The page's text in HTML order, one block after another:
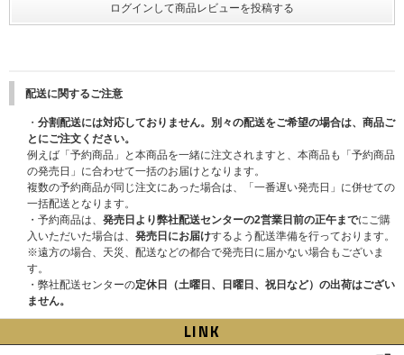
●開催日程
賞品の詳細該当メンバーオンラインイベント(抽選)ページより必ずご確認く
●特典会内容
①メンバー個別オンラインサイン会
②メンバー個別オンライントーク
※K、JOのみの参加となりその他メンバーの参加はございません。
※①、②はメンバー選択可能です。
■プレゼント企画
●プレゼント内容：メンバー全員サイン入り告知ポスター
※本イベントは、応募抽選方式です。上記スケジュールを必ずご確認くださ
い。
※各回の締切間近などの時間帯によっては、応募画面に繋がりにくい場合が
ございます。余裕を持ってご応募ください。
※上記応募期間以外はご応募いただけません。あらかじめご了承ください。
■注意事項/本人確認について
ご本人確認詳細および注意事項は下記URLにてご確認ください。
※ご注文・ご登録の際に入力するお名前は＜必ず日本語(漢字・ひらがな・
カタカナ)＞にてご入力ください。
ただし、お名前が、英ローマ字の場合は、英ローマ字にてご入力ください。
それ以外の言語でのご入力はイベント応募対象外になります。ご注意くださ
い。
(例：お名前「山田 花子」様が、注文者情報のお名前を「YAMADA HANAK
O」様とご入力とされた場合、落選対象になる可能性がございます。)
また、お名前が日本語(漢字・ひらがな・カタカナ)にも関わらず、英ローマ
字にてご入力された場合は、落選対象になる可能性がございます。注文者情
報とお届け先情報の両方を使用する場合がございますので、必ずどちらも応
募者の情報でご登録およびご注文をお願いいたします。
なお、英ローマ字の全角・半角はサイトの規則に応じてご入力ください。
※ご購入の際、イベントに参加を希望されるご本人様のお名前で必ずご入力
配送に関するご注意
・ 分割配送には対応しておりません。別々の配送をご希望の場合は、商品ご
とにご注文ください。
例えば「予約商品」と本商品を一緒に注文されますと、本商品も「予約商品
の発売日」に合わせて一括のお届けとなります。
複数の予約商品が同じ注文にあった場合は、「一番遅い発売日」に併せての
一括配送となります。
・予約商品は、 発売日より弊社配送センターの2営業日前の正午までにご購
入いただいた場合は、 発売日にお届けするよう配送準備を行っております。
※遠方の場合、天災、配送などの都合で発売日に届かない場合もございま
す。
・弊社配送センターの定休日（土曜日、日曜日、祝日など）の出荷はござい
ません。
LINK